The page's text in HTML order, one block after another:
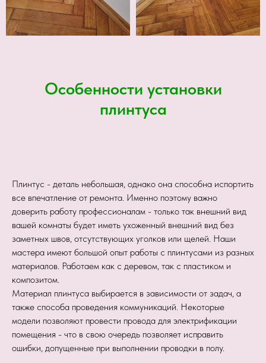
Особенности установки
плинтуса
Плинтус - деталь небольшая, однако она способна испортить
все впечатление от ремонта. Именно поэтому важно
доверить работу профессионалам - только так внешний вид
вашей комнаты будет иметь ухоженный внешний вид без
заметных швов, отсутствующих уголков или щелей. Наши
мастера имеют большой опыт работы с плинтусами из разных
материалов. Работаем как с деревом, так с пластиком и
композитом.
Материал плинтуса выбирается в зависимости от задач, а
также способа проведения коммуникаций. Некоторые
модели позволяют провести провода для электрификации
помещения - что в свою очередь позволяет исправить
ошибки, допущенные при выполнении проводки в полу.